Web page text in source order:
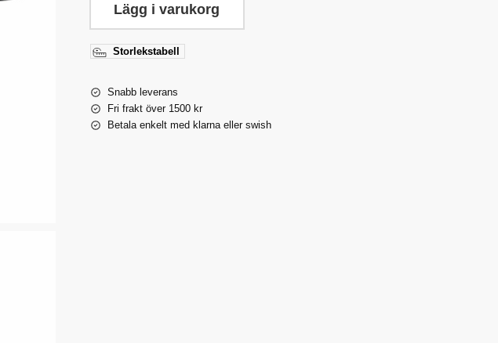
Lägg i varukorg
Storlekstabell
Snabb leverans
Fri frakt över 1500 kr
Betala enkelt med klarna eller swish